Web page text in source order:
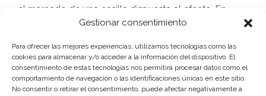
Gestionar consentimiento
Para ofrecer las mejores experiencias, utilizamos tecnologías como las
cookies para almacenar y/o acceder a la información del dispositivo. El
consentimiento de estas tecnologías nos permitirá procesar datos como el
comportamiento de navegación o las identificaciones únicas en este sitio.
No consentir o retirar el consentimiento, puede afectar negativamente a
el marcado de una casilla dispuesta al efecto. En
caso de que no nos facilites tus datos o lo hagas de
solicitud, resultando del todo imposible
proporcionarte la información solicitada o llevar a
cabo la contratación de los servicios.